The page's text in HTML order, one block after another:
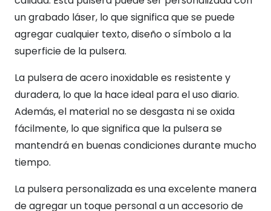
cm
cantidad
un grabado láser, lo que significa que se puede
agregar cualquier texto, diseño o símbolo a la
superficie de la pulsera.
La pulsera de acero inoxidable es resistente y
duradera, lo que la hace ideal para el uso diario.
Además, el material no se desgasta ni se oxida
fácilmente, lo que significa que la pulsera se
mantendrá en buenas condiciones durante mucho
tiempo.
La pulsera personalizada es una excelente manera
de agregar un toque personal a un accesorio de